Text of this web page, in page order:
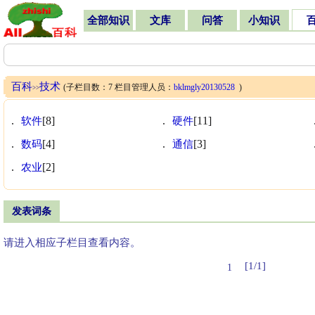
全部知识 文库 问答 小知识
百科>>技术 (子栏目数：7 栏目管理人员： bklmgly20130528 )
. 软件[8] . 硬件[11]
. 数码[4] . 通信[3]
. 农业[2]
发表词条
请进入相应子栏目查看内容。
1 [1/1]